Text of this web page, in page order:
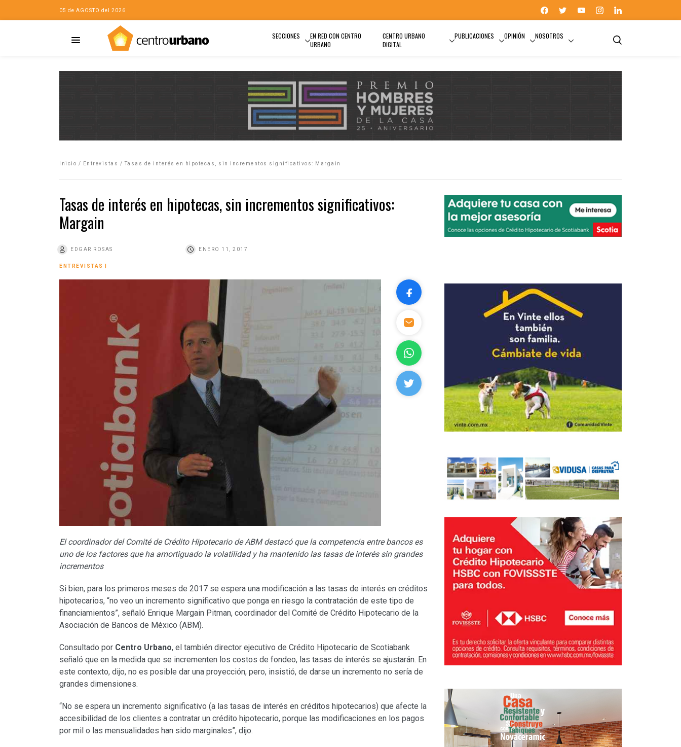
05 de AGOSTO del 2026
SECCIONES
EN RED CON CENTRO
URBANO
CENTRO URBANO
DIGITAL
PUBLICACIONES OPINIÓN NOSOTROS
Inicio / Entrevistas /Tasas de interés en hipotecas, sin incrementos significativos: Margain
Tasas de interés en hipotecas, sin incrementos significativos:
Margain
EDGAR ROSAS ENERO 11, 2017
ENTREVISTAS
El coordinador del Comité de Crédito Hipotecario de ABM destacó que la competencia entre bancos es
uno de los factores que ha amortiguado la volatilidad y ha mantenido las tasas de interés sin grandes
incrementos
Si bien, para los primeros meses de 2017 se espera una modificación a las tasas de interés en créditos
hipotecarios, “no veo un incremento significativo que ponga en riesgo la contratación de este tipo de
financiamientos”, señaló Enrique Margain Pitman, coordinador del Comité de Crédito Hipotecario de la
Asociación de Bancos de México (ABM).
Consultado por Centro Urbano, el también director ejecutivo de Crédito Hipotecario de Scotiabank
señaló que en la medida que se incrementen los costos de fondeo, las tasas de interés se ajustarán. En
este contexto, dijo, no es posible dar una proyección, pero, insistió, de darse un incremento no sería de
grandes dimensiones.
“No se espera un incremento significativo (a las tasas de interés en créditos hipotecarios) que afecte la
accesibilidad de los clientes a contratar un crédito hipotecario, porque las modificaciones en los pagos
por mil o las mensualidades han sido marginales”, dijo.